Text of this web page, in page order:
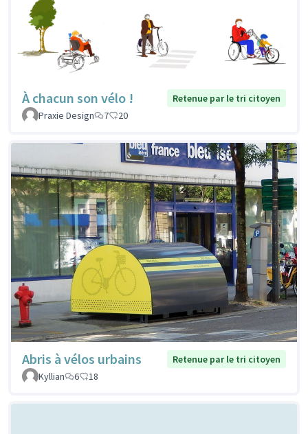
À chacun son vélo !
Retenue par le tri citoyen
Praxie Design
7 20
Abris à vélos urbains
Retenue par le tri citoyen
Kyllian
6 18